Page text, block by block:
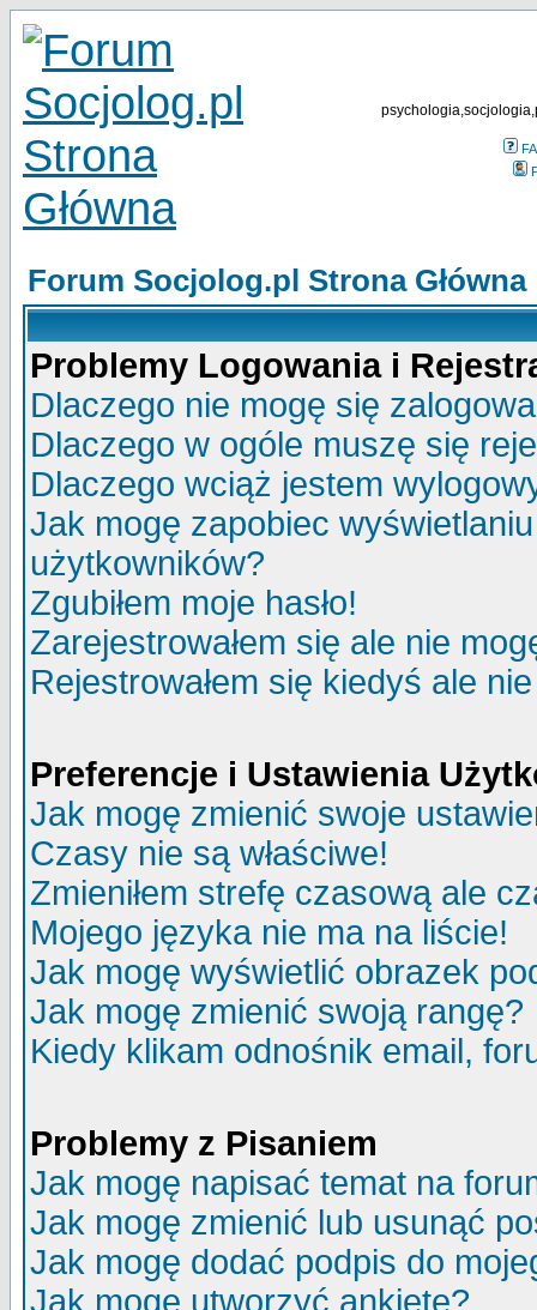
Forum Socjolog.pl Strona Główna
Problemy Logowania i
Dlaczego nie mogę się
Dlaczego w ogóle muszę się
Dlaczego wciąż jestem
Jak mogę zapobiec
użytkowników?
Zgubiłem moje hasło!
Zarejestrowałem się ale nie
Rejestrowałem się kiedyś ale
Preferencje i Ustawienia
Jak mogę zmienić swoje
Czasy nie są właściwe!
Zmieniłem strefę czasową ale
Mojego języka nie ma na liście!
Jak mogę wyświetlić obrazek
Jak mogę zmienić swoją rangę?
Kiedy klikam odnośnik email,
Problemy z Pisaniem
Jak mogę napisać temat na
Jak mogę zmienić lub usunąć
Jak mogę dodać podpis do
Jak mogę utworzyć ankietę?